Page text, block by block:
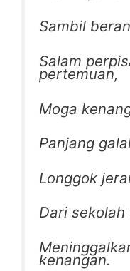
Sambil
Salam
pertemuan,
Moga
Panjang
Longgok
Dari sekolah
kenangan.